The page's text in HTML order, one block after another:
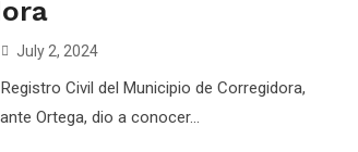
July 2, 2024
Civil del Municipio de Corregidora,
Ortega, dio a conocer...